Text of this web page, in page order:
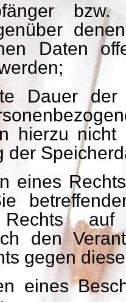
bzw.
Daten
Dauer der
hierzu
der
eines
auf
den
gegen
eines